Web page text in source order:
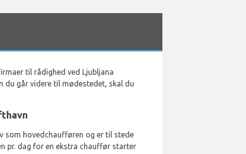
til rådighed ved Ljubljana
du går videre til mødestedet, skal du
som hovedchaufføren og er til stede
pr. dag for en ekstra chauffør starter